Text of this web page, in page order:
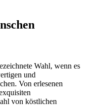
Wahl, wenn es
und
Von erlesenen
von köstlichen